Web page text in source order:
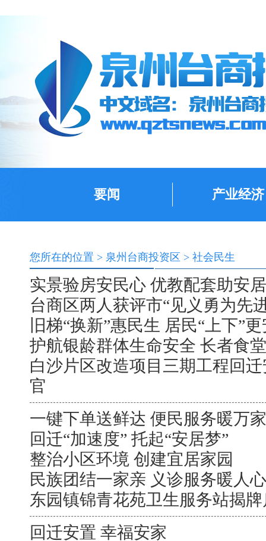
要闻 产业经济
您所在的位置 > 泉州台商投资区 > 社会民生
实景验房安民心 优教配套助安居
台商区两人获评市“见义勇为先
旧梯“换新”惠民生 居民“上下”
护航银龄群体生命安全 长者食
白沙片区改造项目三期工程回
官
一键下单送鲜达 便民服务暖万家
回迁“加速度” 托起“安居梦”
整治小区环境 创建宜居家园
民族团结一家亲 义诊服务暖人心
东园镇锦青花苑卫生服务站揭
回迁安置 幸福安家